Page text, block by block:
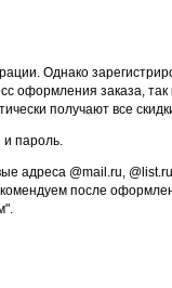
Однако
оформления заказа,
получают все
и пароль.
адреса @mail.ru,
после